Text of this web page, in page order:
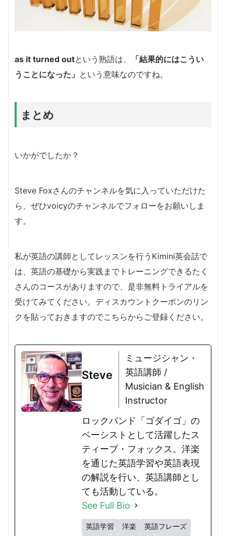
as it turned outという熟語は、
「結果的にはこうい
うことになった」 という意味なのですね。
まとめ
いかがでしたか？
Steve Foxさんのチャンネルを気に入っていただけた
ら、ぜひvoicyのチャンネルでフォローをお願いしま
す。
私が英語の講師としてレッスンを行うKimini英会話で
は、英語の基礎から実践までトレーニングできるたく
さんのコースがありますので、是非無料トライアルを
受けてみてください。ディスカウントクーポンのリン
クを貼っておきますのでこちらからご登録ください。
Steve
ミュージシャン・
英語講師 /
Musician & English
Instructor
ロックバンド「ゴダイゴ」の
ベーシストとして活躍したス
ティーブ・フォックス。洋楽
を通じた英語学習や英語表現
の解説を行い、英語講師とし
ても活動している。
See Full Bio
英語学習 洋楽
英語フレーズ